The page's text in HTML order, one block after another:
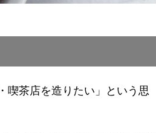
喫茶店を造りたい」という思